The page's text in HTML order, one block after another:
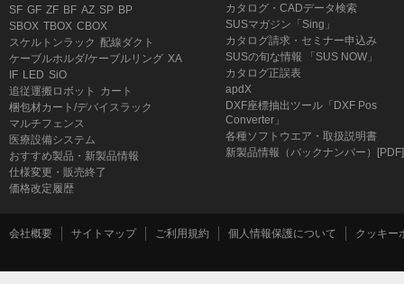
SF GF ZF BF AZ SP BP
SBOX TBOX CBOX
スケルトンラック 配線ダクト
ケーブルホルダ/ケーブルリング XA
IF LED SiO
追従運搬ロボット
カート
梱包材カート/デバイスラック
マルチフェンス
医療設備システム
おすすめ製品・新製品情報
仕様変更・販売終了
価格改定履歴
カタログ・CADデータ検索
SUSマガジン「Sing」
カタログ請求・セミナー申込み
SUSの旬な情報 「SUS NOW」
カタログ正誤表
apdX
DXF座標抽出ツール「DXF Pos
Converter」
各種ソフトウエア・取扱説明書
新製品情報（バックナンバー）[PDF]
会社概要 サイトマップ ご利用規約 個人情報保護について クッキー